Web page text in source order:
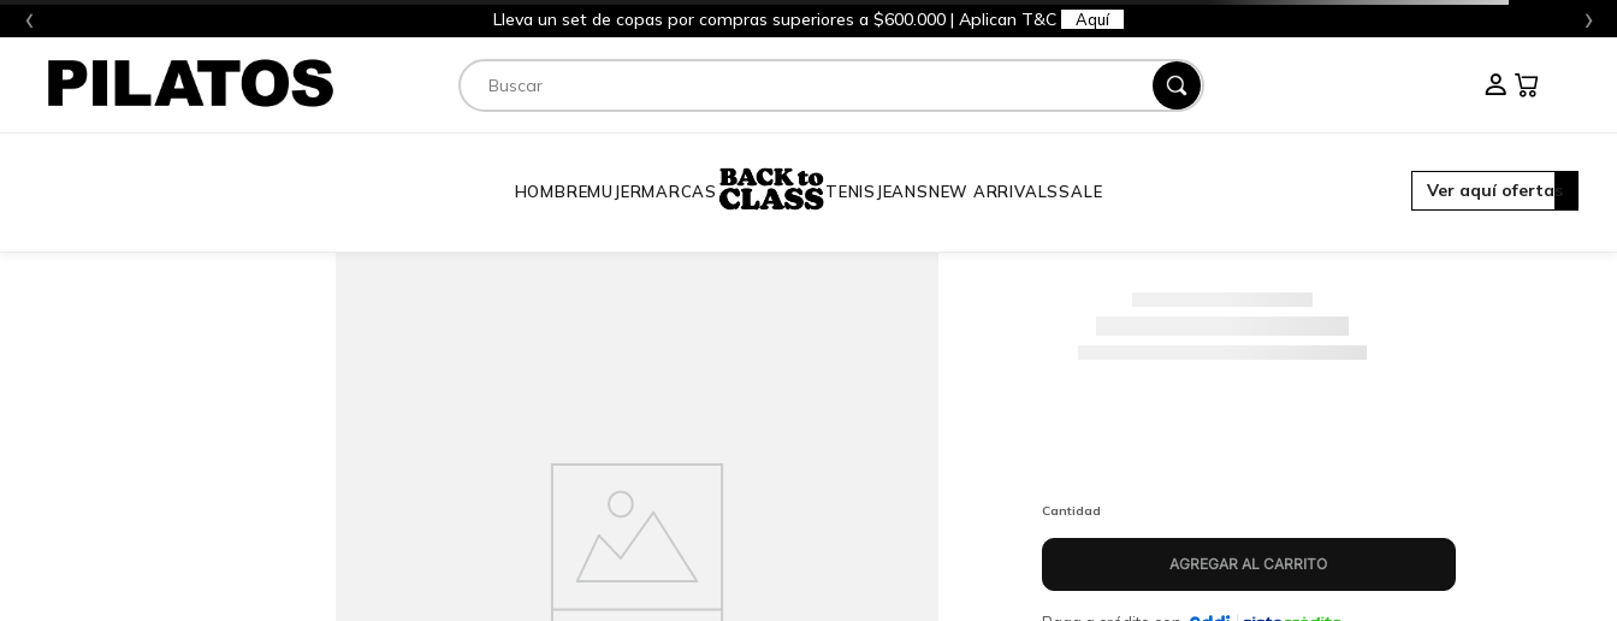
‹ Lleva un set de copas por compras superiores a $600.000 | Aplican T&C Aquí ›
Buscar
HOMBREMUJERMARCAS TENIS JEANSNEW ARRIVALSSALE Ver aquí ofertas
Cantidad